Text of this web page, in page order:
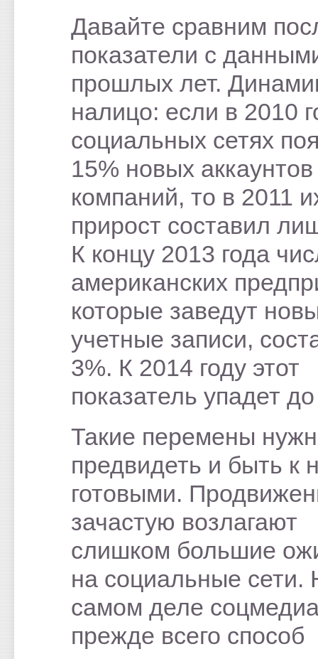
Давайте сравним
показатели с
прошлых лет.
налицо: если в 2010
социальных сетях
15% новых аккаунтов
компаний, то в 2011
прирост составил
К концу 2013 года
американских
которые заведут
учетные записи,
3%. К 2014 году этот
показатель упадет
Такие перемены
предвидеть и быть к
готовыми.
зачастую возлагают
слишком большие
на социальные сети.
самом деле
прежде всего способ